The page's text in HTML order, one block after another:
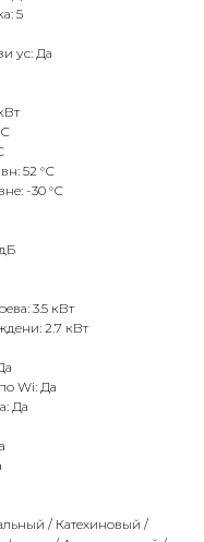
5
ус: Да
52 °С
-30 °С
3.5 кВт
2.7 кВт
Wi: Да
Да
/ Катехиновый /